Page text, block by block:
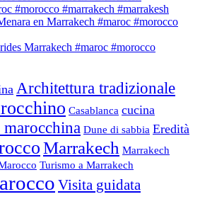
Architettura tradizionale
Casablanca cucina
Dune di sabbia Eredità
Marrakech Marrakech
Turismo a Marrakech
Visita guidata